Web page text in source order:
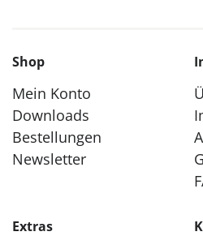
Shop
Mein Konto
Downloads
Bestellungen
Newsletter
Extras